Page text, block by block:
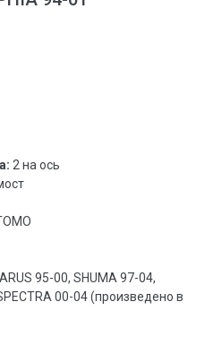
2 на ось
95-00, SHUMA 97-04,
00-04 (произведено в